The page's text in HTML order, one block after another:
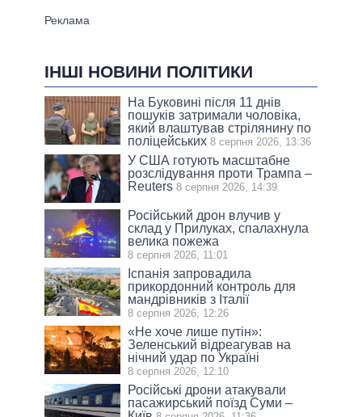
ІНШІ НОВИНИ ПОЛІТИКИ
На Буковині після 11 днів
пошуків затримали чоловіка,
який влаштував стрілянину по
поліцейських 8 серпня 2026, 13:36
У США готують масштабне
розслідування проти Трампа –
Reuters 8 серпня 2026, 14:39
Російський дрон влучив у
склад у Прилуках, спалахнула
велика пожежа
8 серпня 2026, 11:01
Іспанія запровадила
прикордонний контроль для
мандрівників з Італії
8 серпня 2026, 12:26
«Не хоче лише путін»:
Зеленський відреагував на
нічний удар по Україні
8 серпня 2026, 12:10
Російські дрони атакували
пасажирський поїзд Суми –